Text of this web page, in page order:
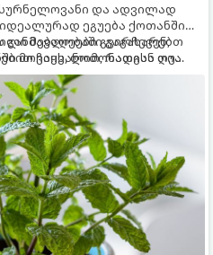
და ადვილად
ეგუება ქოთანში
მებაღეები გვირჩევენ,
მოვიყვანოთ, რადგან ღია
ის ფესვებით ძალიან
მცენარეებს ავიწროებს.
გაგახარებთ
ჩაის, ლიმონათისა თუ